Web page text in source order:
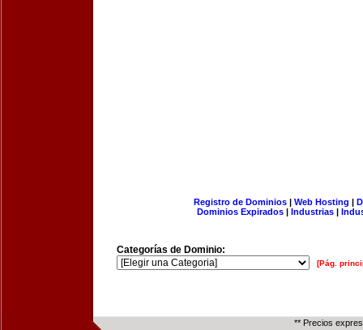
Registro de Dominios| Web Hosting |
Dominios Expirados | Industrias |
Categorías de Dominio:
[Pág.
** Precios